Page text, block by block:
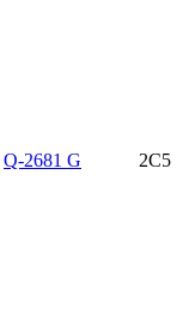
Q-2681 G 2C5